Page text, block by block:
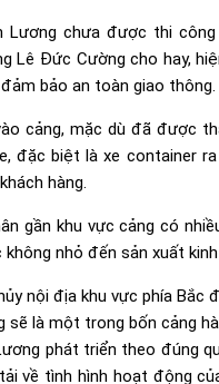
Lương chưa được thi
Lê Đức Cường cho hay,
bảo an toàn giao thông.
cảng, mặc dù đã được
đặc biệt là xe container
hàng.
gần khu vực cảng có
nhỏ đến sản xuất
nội địa khu vực phía Bắc
sẽ là một trong bốn cảng
phát triển theo đúng
về tình hình hoạt động